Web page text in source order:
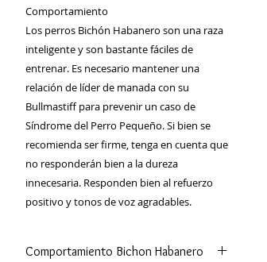
Comportamiento
Los perros Bichón Habanero son una raza
inteligente y son bastante fáciles de
entrenar. Es necesario mantener una
relación de líder de manada con su
Bullmastiff para prevenir un caso de
Síndrome del Perro Pequeño. Si bien se
recomienda ser firme, tenga en cuenta que
no responderán bien a la dureza
innecesaria. Responden bien al refuerzo
positivo y tonos de voz agradables.
Comportamiento Bichon Habanero